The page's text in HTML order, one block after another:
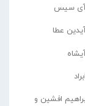
سیس
آیدین عطا
اَبراد
افشین و